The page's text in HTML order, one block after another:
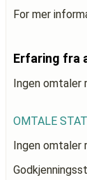
For mer
Erfaring fra
Ingen omtaler
OMTALE
Ingen omtaler